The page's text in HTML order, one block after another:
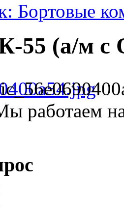
Бортовые
55 (а/м с
работаем